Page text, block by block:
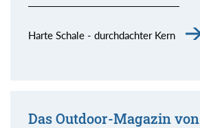
Harte Schale - durchdachter Kern
Das Outdoor-Magazin von